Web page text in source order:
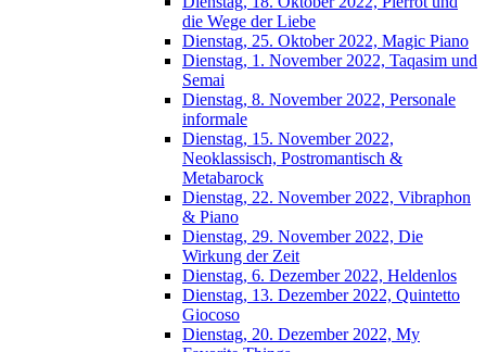
die Wege der Liebe
Dienstag, 25. Oktober 2022, Magic Piano
Dienstag, 1. November 2022, Taqasim und
Semai
Dienstag, 8. November 2022, Personale
informale
Dienstag, 15. November 2022,
Neoklassisch, Postromantisch &
Metabarock
Dienstag, 22. November 2022, Vibraphon
& Piano
Dienstag, 29. November 2022, Die
Wirkung der Zeit
Dienstag, 6. Dezember 2022, Heldenlos
Dienstag, 13. Dezember 2022, Quintetto
Giocoso
Dienstag, 20. Dezember 2022, My